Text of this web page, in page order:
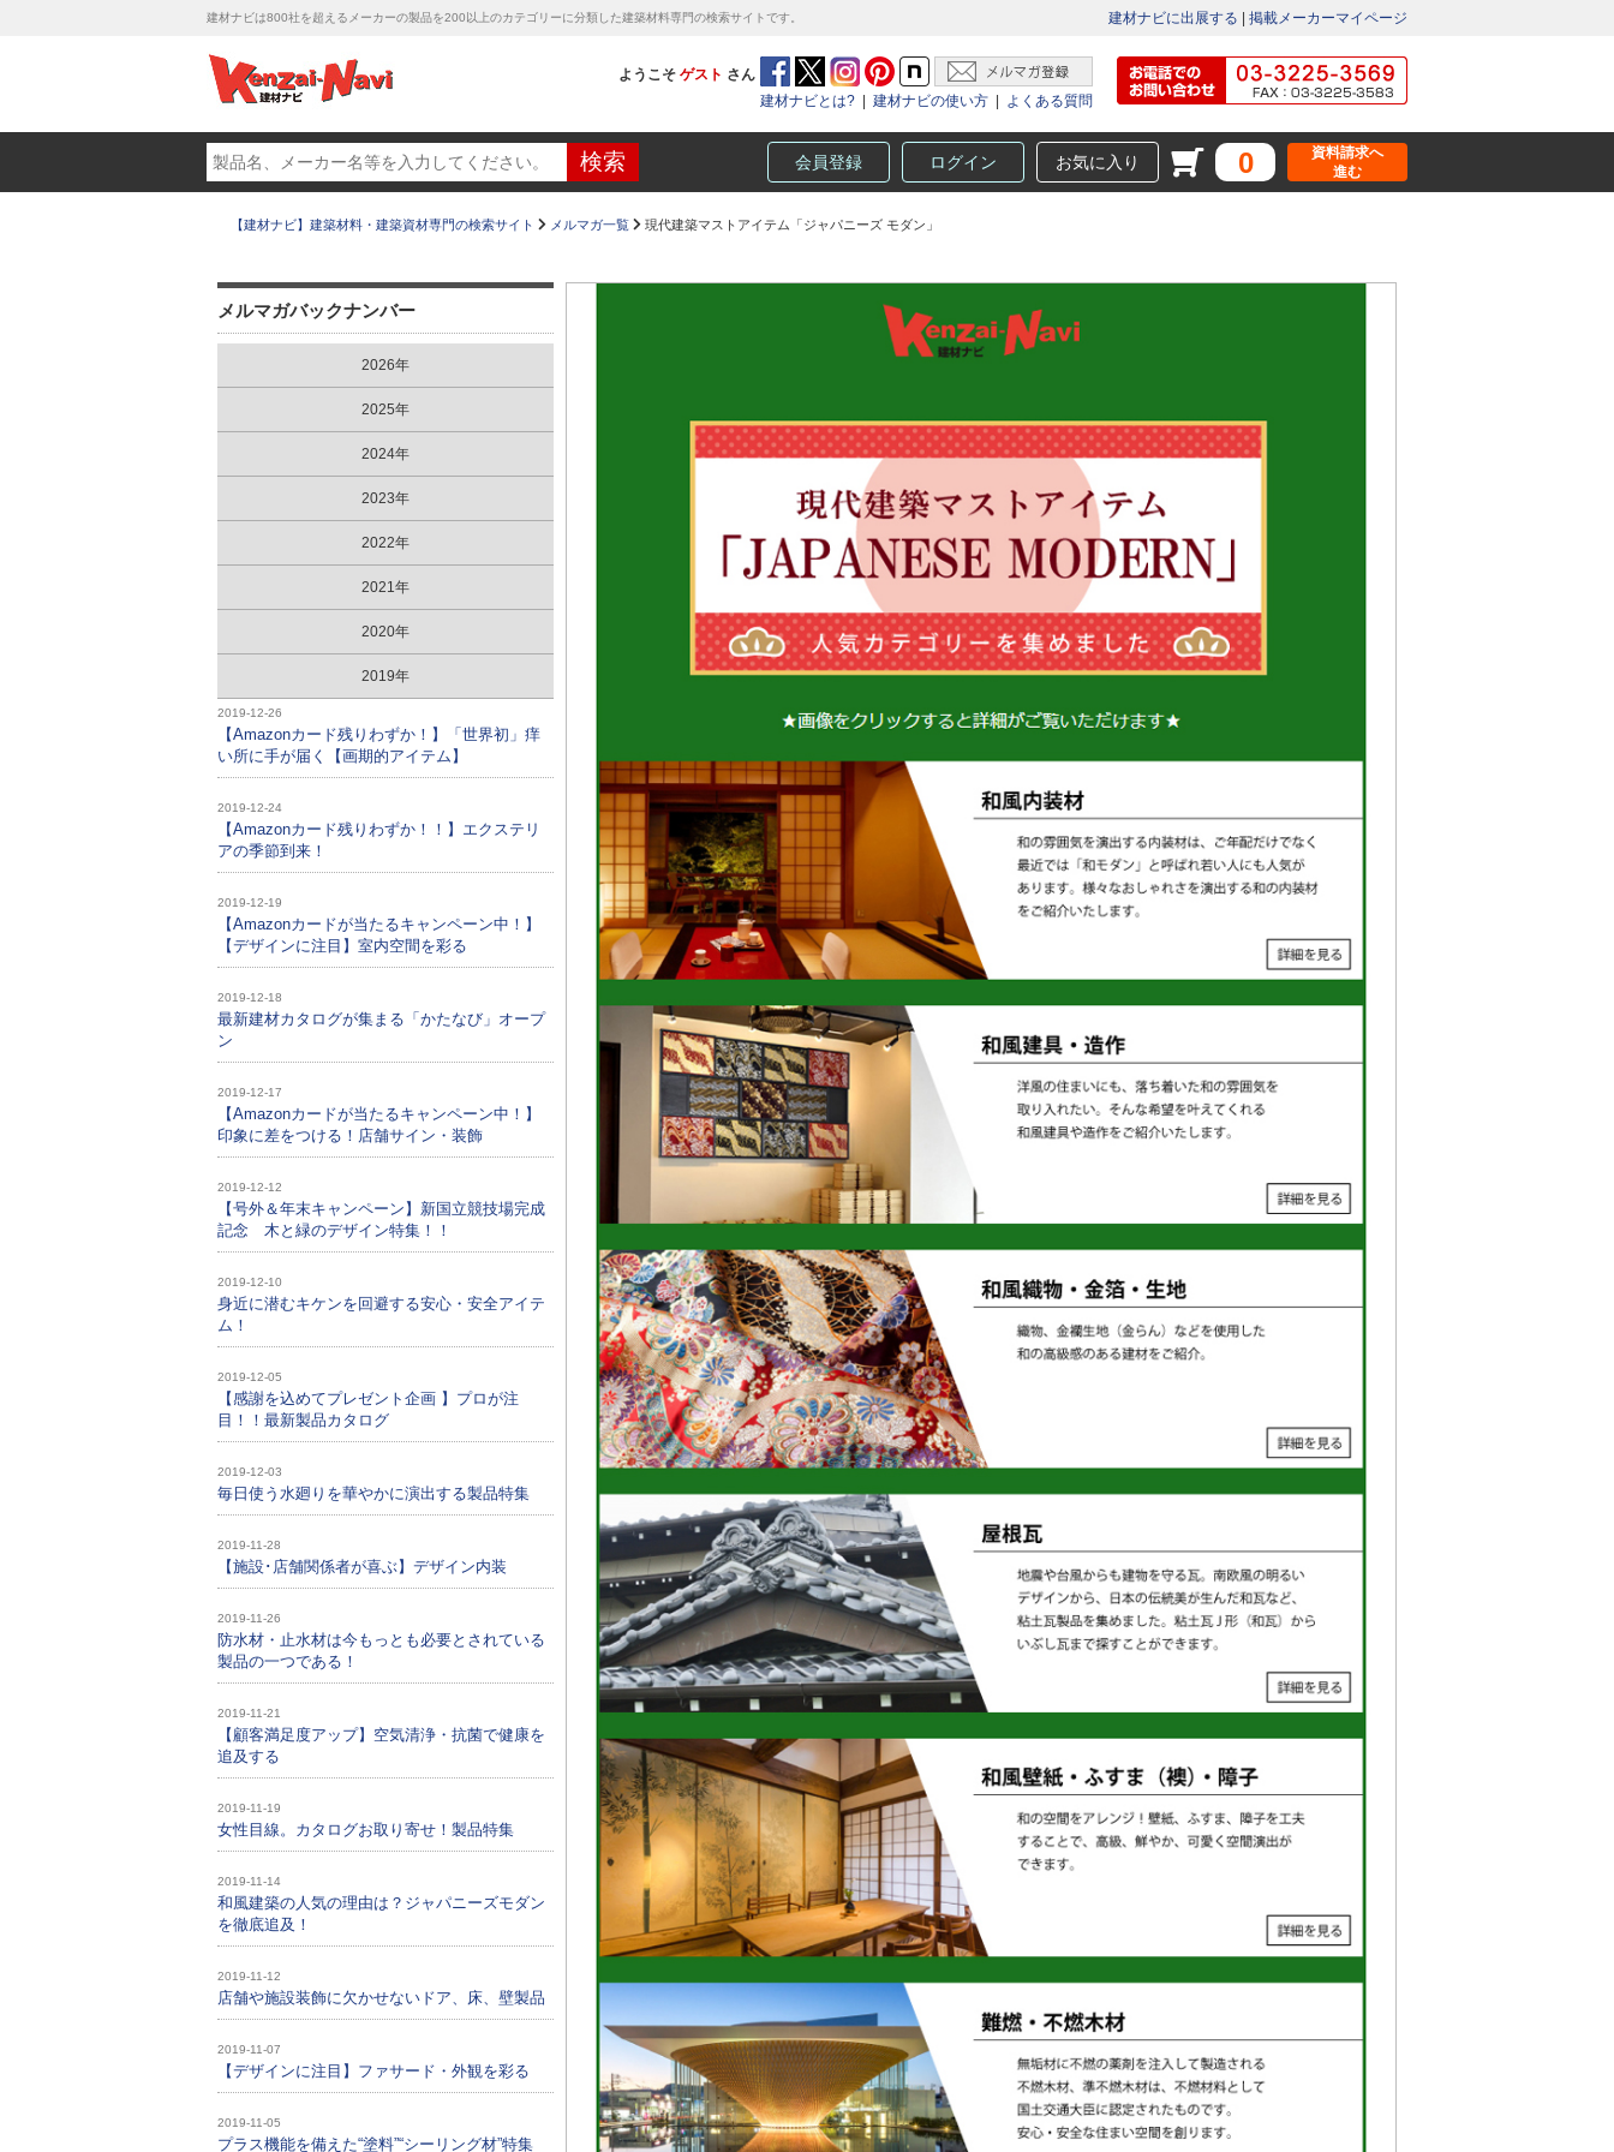
建材ナビは800社を超えるメーカーの製品を200以上のカテゴリーに分類した建築材料専門の検索サイトです。 建材ナビに出展する 掲載メーカーマイページ
ようこそ ゲスト さん
建材ナビとは?
建材ナビの使い方 よくある質問
会員登録 ログイン お気に入り 0
資料請求へ
進む
【建材ナビ】建築材料・建築資材専門の検索サイト メルマガ一覧 現代建築マストアイテム「ジャパニーズ モダン」
メルマガバックナンバー
2026年
2025年
2024年
2023年
2022年
2021年
2020年
2019年
2019-12-26
【Amazonカード残りわずか！】「世界初」痒
い所に手が届く【画期的アイテム】
2019-12-24
【Amazonカード残りわずか！！】エクステリ
アの季節到来！
2019-12-19
【Amazonカードが当たるキャンペーン中！】
【デザインに注目】室内空間を彩る
2019-12-18
最新建材カタログが集まる「かたなび」オープ
ン
2019-12-17
【Amazonカードが当たるキャンペーン中！】
印象に差をつける！店舗サイン・装飾
2019-12-12
【号外＆年末キャンペーン】新国立競技場完成
記念 木と緑のデザイン特集！！
2019-12-10
身近に潜むキケンを回避する安心・安全アイテ
ム！
2019-12-05
【感謝を込めてプレゼント企画 】プロが注
目！！最新製品カタログ
2019-12-03
毎日使う水廻りを華やかに演出する製品特集
2019-11-28
【施設･店舗関係者が喜ぶ】デザイン内装
2019-11-26
防水材・止水材は今もっとも必要とされている
製品の一つである！
2019-11-21
【顧客満足度アップ】空気清浄・抗菌で健康を
追及する
2019-11-19
女性目線。カタログお取り寄せ！製品特集
2019-11-14
和風建築の人気の理由は？ジャパニーズモダン
を徹底追及！
2019-11-12
店舗や施設装飾に欠かせないドア、床、壁製品
2019-11-07
【デザインに注目】ファサード・外観を彩る
2019-11-05
プラス機能を備えた“塗料”“シーリング材”特集